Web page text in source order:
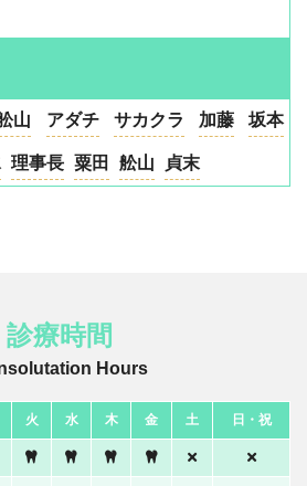
山 アダチ サカクラ 加藤 坂本
理事長 粟田 舩山 貞末
診療時間
Hours
火 水 木 金 土 日・祝